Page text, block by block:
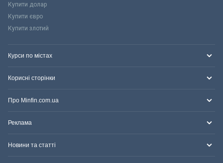
Купити долар
Купити євро
Купити злотий
Курси по містах
Корисні сторінки
Про Minfin.com.ua
Реклама
Новини та статті